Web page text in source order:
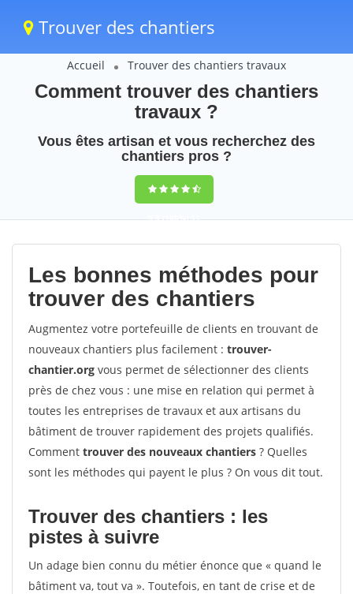
Trouver des chantiers
Accueil Trouver des chantiers travaux
Comment trouver des chantiers
travaux ?
Vous êtes artisan et vous recherchez des
chantiers pros ?
9,5(100%)51
votes
Les bonnes méthodes pour
trouver des chantiers
Augmentez votre portefeuille de clients en trouvant de
nouveaux chantiers plus facilement : trouver-
chantier.org vous permet de sélectionner des clients
près de chez vous : une mise en relation qui permet à
toutes les entreprises de travaux et aux artisans du
bâtiment de trouver rapidement des projets qualifiés.
Comment trouver des nouveaux chantiers ? Quelles
sont les méthodes qui payent le plus ? On vous dit tout.
Trouver des chantiers : les
pistes à suivre
Un adage bien connu du métier énonce que « quand le
bâtiment va, tout va ». Toutefois, en tant de crise et de